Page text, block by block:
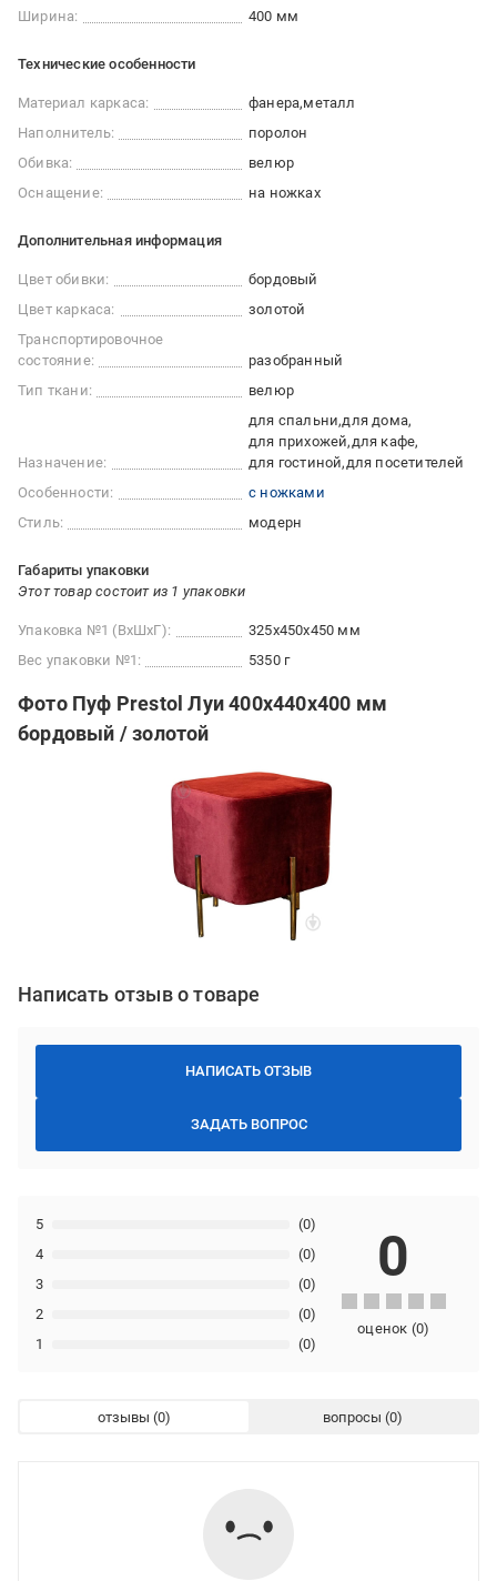
Ширина: 400 мм
Технические особенности
Материал каркаса: фанера металл
Наполнитель:
поролон
Обивка:
велюр
Оснащение:
на ножках
Дополнительная информация
Цвет обивки:
бордовый
Цвет каркаса:
золотой
Транспортировочное
состояние:
разобранный
Тип ткани:
велюр
Назначение:
для спальни для дома
для прихожей для кафе
для гостиной для посетителей
Особенности:
с ножками
Стиль:
модерн
Габариты упаковки
Этот товар состоит из 1 упаковки
Упаковка №1 (ВхШхГ):
325x450x450 мм
Вес упаковки №1:
5350 г
Фото Пуф Prestol Луи 400х440х400 мм
бордовый / золотой
Написать отзыв о товаре
НАПИСАТЬ ОТЗЫВ
ЗАДАТЬ ВОПРОС
1 (0)
2 (0)
3 (0)
4 (0)
5 (0)
0
оценок (0)
отзывы вопросы